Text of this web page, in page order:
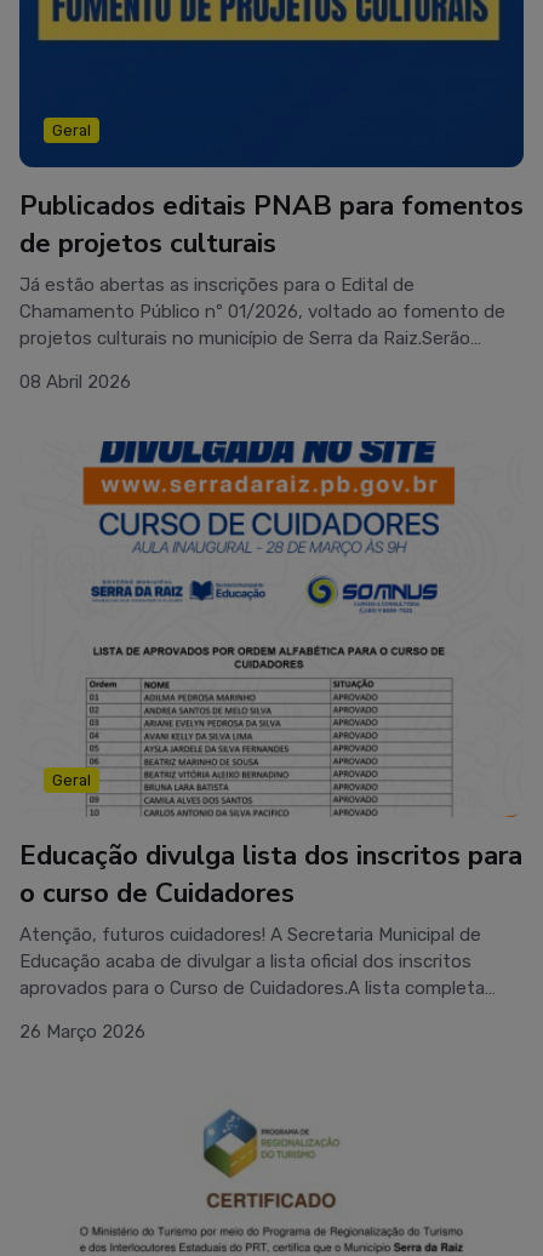
institucional: secultsr@gmail.comLink: https://drive.google.c
om/file/d/1VQ6-hlf1et1OQ-p0Dmm8eTXXz8TloV-8/view?
Geral
Publicados editais PNAB para fomentos
de projetos culturais
Já estão abertas as inscrições para o Edital de
Chamamento Público nº 01/2026, voltado ao fomento de
projetos culturais no município de Serra da Raiz.Serão
20.000,00Inscrições: de 08/04 a 22/04.Link do
aldir-blanc/edital-de-fomento-culturalInscreva-
se: https://forms.gle/o3y5aEjNkcbwhvvp6
08 Abril 2026
Geral
Educação divulga lista dos inscritos para
o curso de Cuidadores
Atenção, futuros cuidadores! A Secretaria Municipal de
Educação acaba de divulgar a lista oficial dos inscritos
aprovados para o Curso de Cuidadores.A lista completa
acontece neste dia 28 de março (sábado), às 9h. 🕘
26 Março 2026